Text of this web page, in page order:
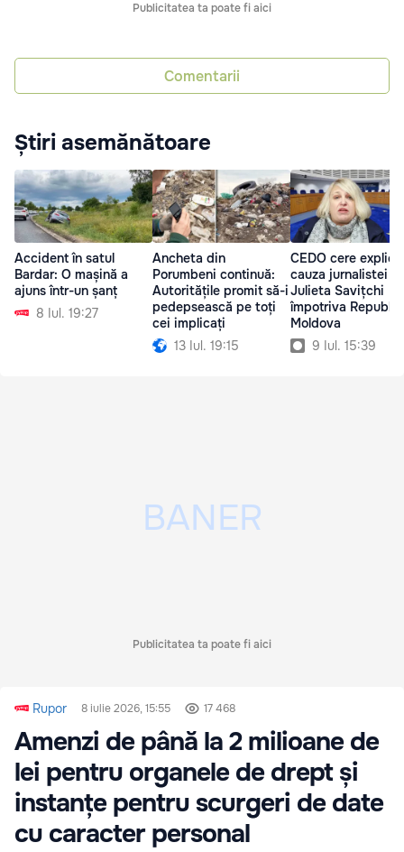
Publicitatea ta poate fi aici
Comentarii
Știri asemănătoare
Accident în satul
Bardar: O mașină a
ajuns într-un șanț
8 Iul. 19:27
Ancheta din
Porumbeni continuă:
Autoritățile promit să-i
pedepsească pe toți
cei implicați
13 Iul. 19:15
CEDO cere
cauza jurnalistei
Julieta Savițchi
împotriva
Moldova
9 Iul. 15:39
Publicitatea ta poate fi aici
Rupor 8 iulie 2026, 15:55 17 468
Amenzi de până la 2 milioane de
lei pentru organele de drept și
instanțe pentru scurgeri de date
cu caracter personal